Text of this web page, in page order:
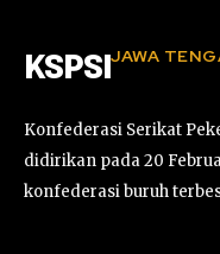
KSPSI JAWA
Konfederasi Serikat
didirikan pada 20
konfederasi buruh